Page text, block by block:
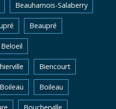
Beauharnois-Salaberry
Beaupré
Beloeil
Biencourt
Boileau Boileau